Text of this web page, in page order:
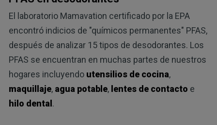
El laboratorio Mamavation certificado por la EPA
encontró indicios de "químicos permanentes" PFAS,
después de analizar 15 tipos de desodorantes. Los
PFAS se encuentran en muchas partes de nuestros
hogares incluyendo utensilios de cocina,
maquillaje, agua potable, lentes de contacto e
hilo dental.